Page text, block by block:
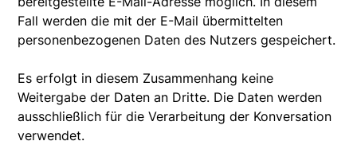
Fall werden die mit der E-Mail übermittelten
personenbezogenen Daten des Nutzers gespeichert.
Es erfolgt in diesem Zusammenhang keine
Weitergabe der Daten an Dritte. Die Daten werden
ausschließlich für die Verarbeitung der Konversation
verwendet.